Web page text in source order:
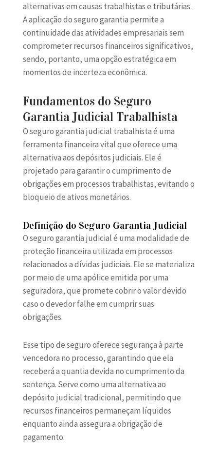
alternativas em causas trabalhistas e tributárias.
A aplicação do seguro garantia permite a
continuidade das atividades empresariais sem
comprometer recursos financeiros significativos,
sendo, portanto, uma opção estratégica em
momentos de incerteza econômica.
Fundamentos do Seguro
Garantia Judicial Trabalhista
O seguro garantia judicial trabalhista é uma
ferramenta financeira vital que oferece uma
alternativa aos depósitos judiciais. Ele é
projetado para garantir o cumprimento de
obrigações em processos trabalhistas, evitando o
bloqueio de ativos monetários.
Definição do Seguro Garantia Judicial
O seguro garantia judicial é uma modalidade de
proteção financeira utilizada em processos
relacionados a dívidas judiciais. Ele se materializa
por meio de uma apólice emitida por uma
seguradora, que promete cobrir o valor devido
caso o devedor falhe em cumprir suas
obrigações.
Esse tipo de seguro oferece segurança à parte
vencedora no processo, garantindo que ela
receberá a quantia devida no cumprimento da
sentença. Serve como uma alternativa ao
depósito judicial tradicional, permitindo que
recursos financeiros permaneçam líquidos
enquanto ainda assegura a obrigação de
pagamento.